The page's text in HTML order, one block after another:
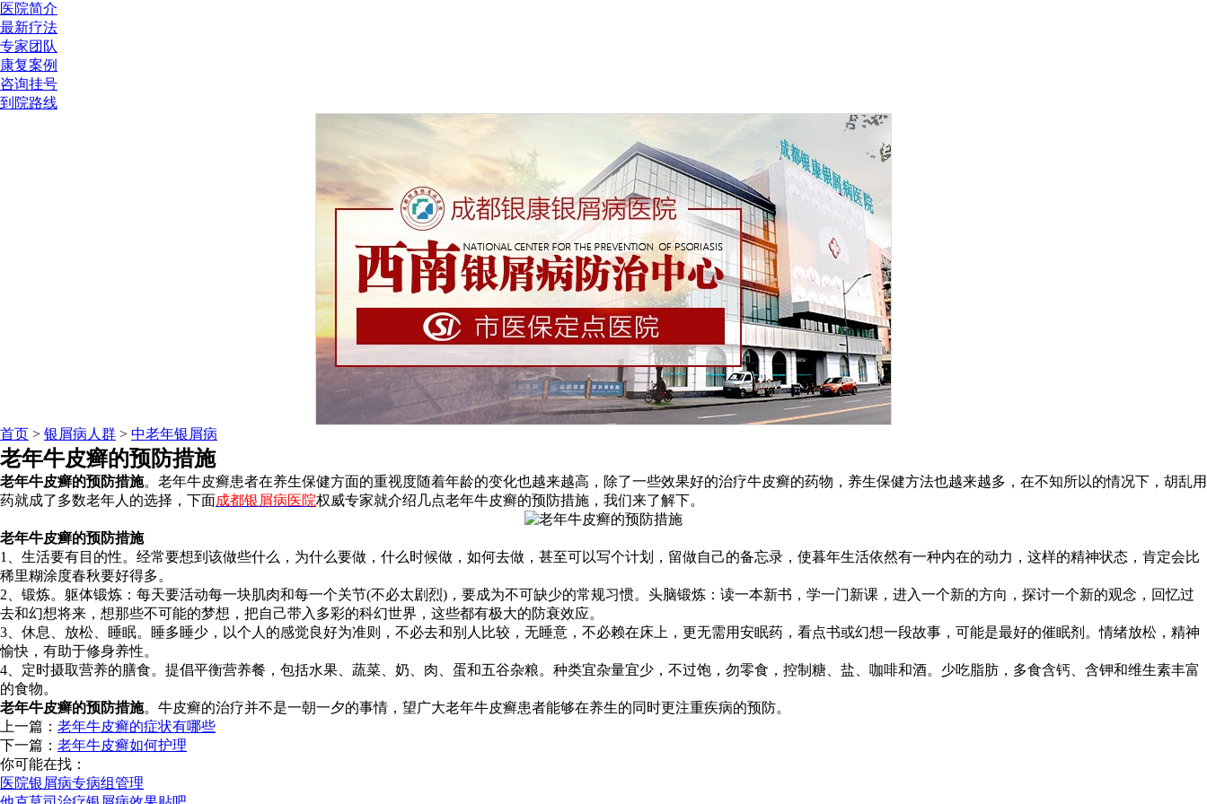
医院简介
最新疗法
专家团队
康复案例
咨询挂号
到院路线
首页 > 银屑病人群 > 中老年银屑病
老年牛皮癣的预防措施
老年牛皮癣的预防措施。老年牛皮癣患者在养生保健方面的重视度随着年龄的变化也越来越高，除了一些效果好的治疗牛皮癣的药物，养生保健方法也越来越多，在不知所以的情况下，胡乱用
药就成了多数老年人的选择，下面成都银屑病医院权威专家就介绍几点老年牛皮癣的预防措施，我们来了解下。
老年牛皮癣的预防措施
1、生活要有目的性。经常要想到该做些什么，为什么要做，什么时候做，如何去做，甚至可以写个计划，留做自己的备忘录，使暮年生活依然有一种内在的动力，这样的精神状态，肯定会比
稀里糊涂度春秋要好得多。
2、锻炼。躯体锻炼：每天要活动每一块肌肉和每一个关节(不必太剧烈)，要成为不可缺少的常规习惯。头脑锻炼：读一本新书，学一门新课，进入一个新的方向，探讨一个新的观念，回忆过
去和幻想将来，想那些不可能的梦想，把自己带入多彩的科幻世界，这些都有极大的防衰效应。
3、休息、放松、睡眠。睡多睡少，以个人的感觉良好为准则，不必去和别人比较，无睡意，不必赖在床上，更无需用安眠药，看点书或幻想一段故事，可能是最好的催眠剂。情绪放松，精神
愉快，有助于修身养性。
4、定时摄取营养的膳食。提倡平衡营养餐，包括水果、蔬菜、奶、肉、蛋和五谷杂粮。种类宜杂量宜少，不过饱，勿零食，控制糖、盐、咖啡和酒。少吃脂肪，多食含钙、含钾和维生素丰富
的食物。
老年牛皮癣的预防措施。牛皮癣的治疗并不是一朝一夕的事情，望广大老年牛皮癣患者能够在养生的同时更注重疾病的预防。
上一篇： 老年牛皮癣的症状有哪些
下一篇： 老年牛皮癣如何护理
你可能在找：
医院银屑病专病组管理